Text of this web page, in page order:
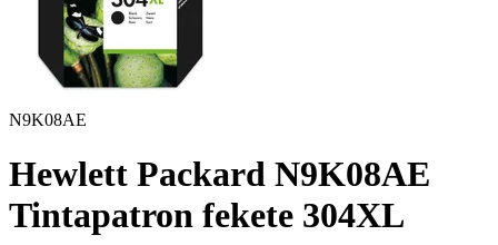
N9K08AE
Hewlett Packard N9K08AE
Tintapatron fekete 304XL